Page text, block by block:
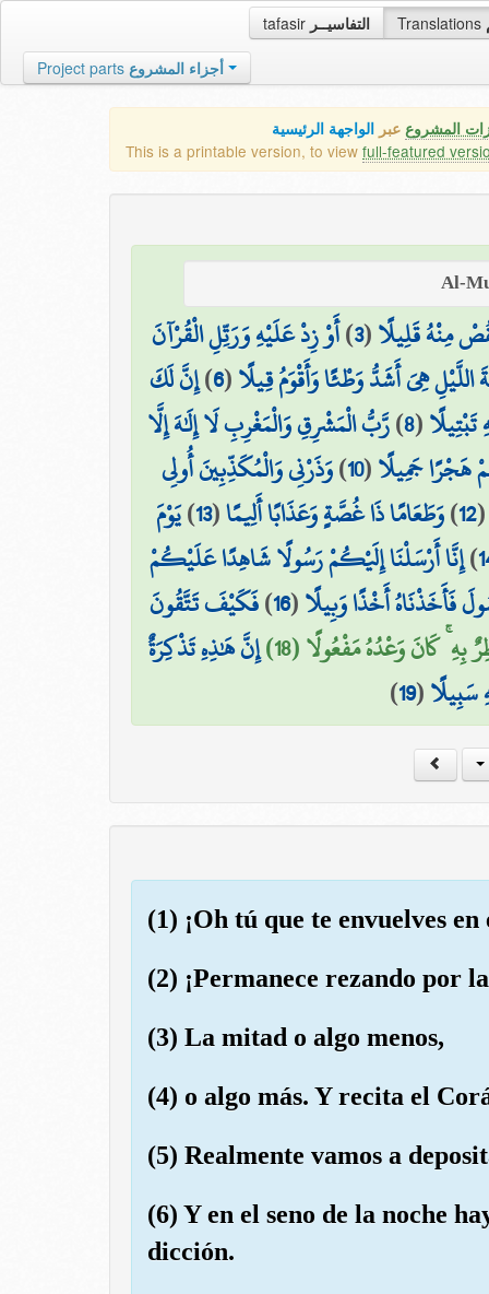
tafasir التفاسيــر Translations
Project parts أجزاء المشروع
المشروع عبر الواجهة الرئيسية
This is a printable version, to view full-featured
مِنْهُ قَلِيلًا(
3
)أَوْ زِدْ عَلَيْهِ وَرَتِّلِ الْقُرْآنَ
اللَّيْلِ هِيَ أَشَدُّ وَطْئًا وَأَقْوَمُ قِيلًا(
6
)إِنَّ لَكَ
(
8
)رَّبُّ الْمَشْرِقِ وَالْمَغْرِبِ لَا إِلَٰهَ إِلَّا
هَجْرًا جَمِيلًا(
10
)وَذَرْنِي وَالْمُكَذِّبِينَ أُولِي
12
)وَطَعَامًا ذَا غُصَّةٍ وَعَذَابًا أَلِيمًا(
13
)يَوْمَ
)إِنَّا أَرْسَلْنَا إِلَيْكُمْ رَسُولًا شَاهِدًا عَلَيْكُمْ
فَأَخَذْنَاهُ أَخْذًا وَبِيلًا(
16
)فَكَيْفَ تَتَّقُونَ
بِهِ ۚ كَانَ وَعْدُهُ مَفْعُولًا (18)
إِنَّ هَٰذِهِ تَذْكِرَةٌ
سَبِيلًا(
19
)
(1) ¡Oh tú que te envuelves
(2) ¡Permanece rezando por
(3) La mitad o algo menos,
(4) o algo más. Y recita el
(5) Realmente vamos a
(6) Y en el seno de la noche
dicción.